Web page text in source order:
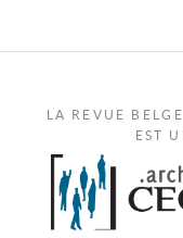
LA REVUE
EST